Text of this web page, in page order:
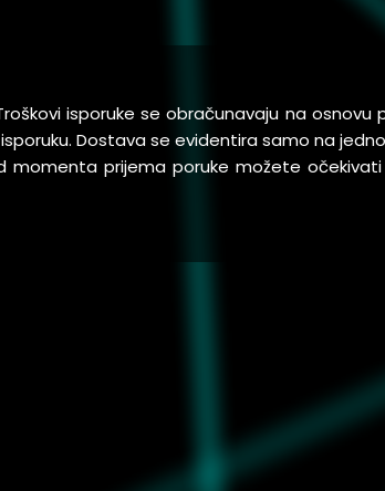
isporuke se obračunavaju na osnovu
Dostava se evidentira samo na
momenta prijema poruke možete